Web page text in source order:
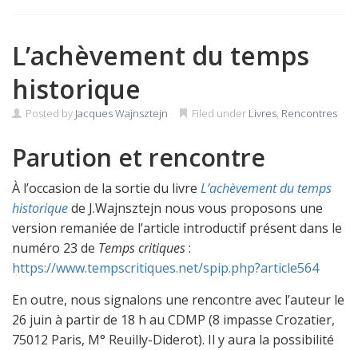
L’achèvement du temps
historique
Posted by Jacques Wajnsztejn Filed under Livres, Rencontres
Parution et rencontre
À l’occasion de la sortie du livre L’achèvement du temps
historiquede J.Wajnsztejn nous vous proposons une
version remaniée de l’article introductif présent dans le
numéro 23 de Temps critiques:
https://www.tempscritiques.net/spip.php?article564
En outre, nous signalons une rencontre avec l’auteur le
26 juin à partir de 18 h au CDMP (8 impasse Crozatier,
75012 Paris, M° Reuilly-Diderot). Il y aura la possibilité